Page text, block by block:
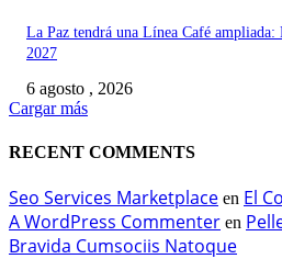
La Paz tendrá una Línea Café
2027
6 agosto , 2026
Cargar más
RECENT COMMENTS
Seo Services Marketplace en El
A WordPress Commenter en
Bravida Cumsociis Natoque